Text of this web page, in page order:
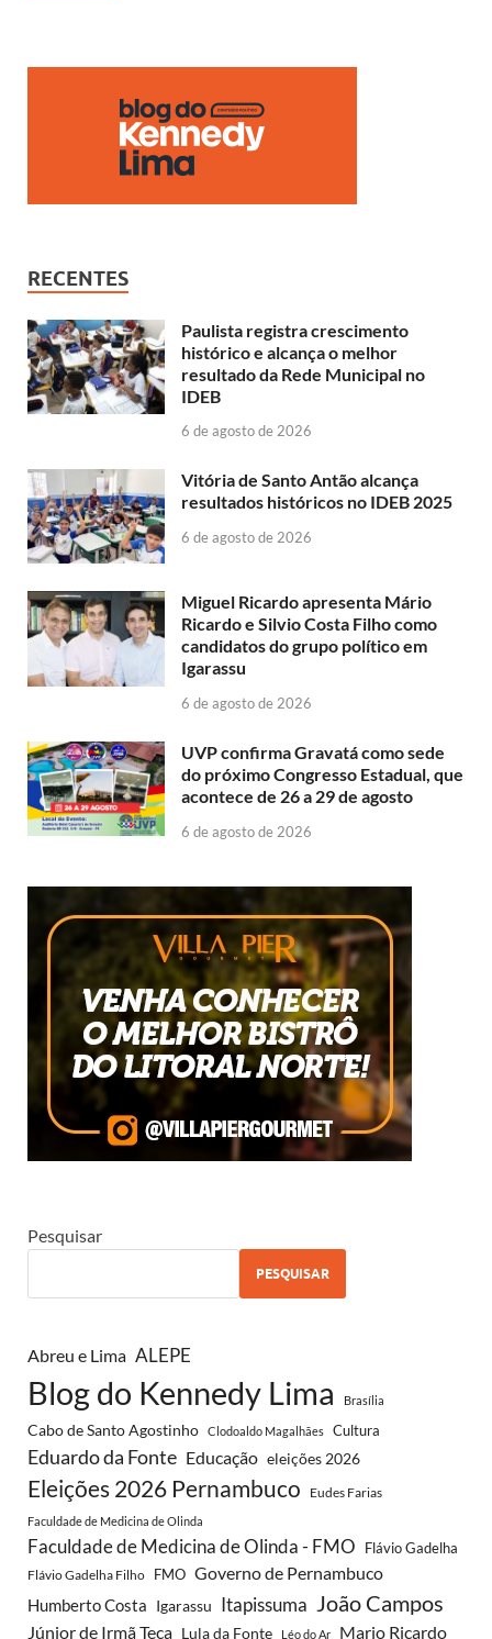
o A
p
p
Li
n
k
dI
n
RECENTES
Paulista registra crescimento
histórico e alcança o melhor
resultado da Rede Municipal no
IDEB
6 de agosto de 2026
Vitória de Santo Antão alcança
resultados históricos no IDEB 2025
6 de agosto de 2026
Miguel Ricardo apresenta Mário
Ricardo e Silvio Costa Filho como
candidatos do grupo político em
Igarassu
6 de agosto de 2026
UVP confirma Gravatá como sede
do próximo Congresso Estadual, que
acontece de 26 a 29 de agosto
6 de agosto de 2026
Pesquisar
PESQUISAR
Abreu e Lima ALEPE
Blog do Kennedy Lima Brasília
Cabo de Santo Agostinho Clodoaldo Magalhães Cultura
Eduardo da Fonte Educação eleições 2026
Eleições 2026 Pernambuco Eudes Farias
Faculdade de Medicina de Olinda
Faculdade de Medicina de Olinda - FMO Flávio Gadelha
Flávio Gadelha Filho FMO Governo de Pernambuco
Humberto Costa Igarassu Itapissuma João Campos
Júnior de Irmã Teca Lula da Fonte Léo do Ar Mario Ricardo